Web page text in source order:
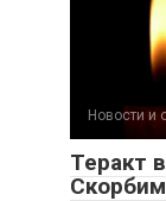
Новости и
Теракт